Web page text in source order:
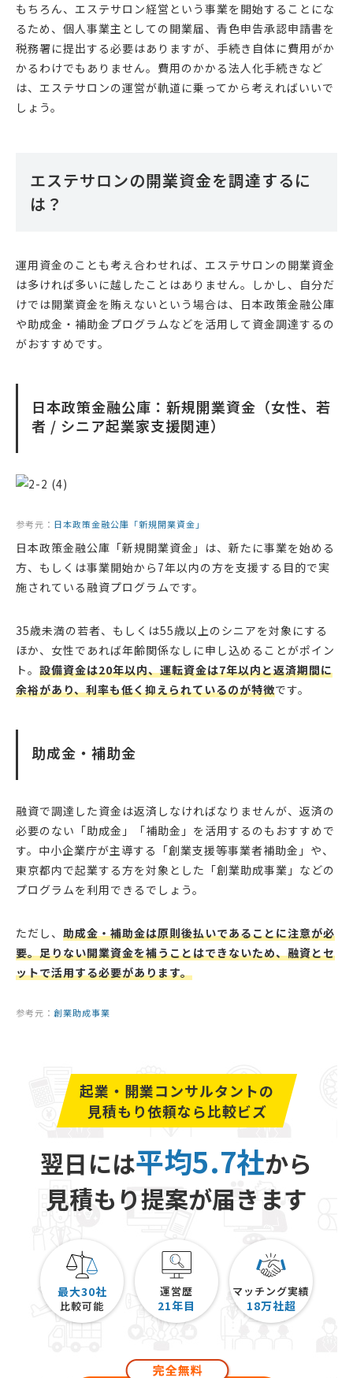
もちろん、エステサロン経営という事業を開始することにな
るため、個人事業主としての開業届、青色申告承認申請書を
税務署に提出する必要はありますが、手続き自体に費用がか
かるわけでもありません。費用のかかる法人化手続きなど
は、エステサロンの運営が軌道に乗ってから考えればいいで
しょう。
エステサロンの開業資金を調達するに
は？
運用資金のことも考え合わせれば、エステサロンの開業資金
は多ければ多いに越したことはありません。しかし、自分だ
けでは開業資金を賄えないという場合は、日本政策金融公庫
や助成金・補助金プログラムなどを活用して資金調達するの
がおすすめです。
日本政策金融公庫：新規開業資金（女性、若
者 / シニア起業家支援関連）
参考元： 日本政策金融公庫「新規開業資金」
日本政策金融公庫「新規開業資金」は、新たに事業を始める
方、もしくは事業開始から7年以内の方を支援する目的で実
施されている融資プログラムです。
35歳未満の若者、もしくは55歳以上のシニアを対象にする
ほか、女性であれば年齢関係なしに申し込めることがポイン
ト。 設備資金は20年以内、運転資金は7年以内と返済期間に
余裕があり、利率も低く抑えられているのが特徴です。
助成金・補助金
融資で調達した資金は返済しなければなりませんが、返済の
必要のない「助成金」「補助金」を活用するのもおすすめで
す。中小企業庁が主導する「創業支援等事業者補助金」や、
東京都内で起業する方を対象とした「創業助成事業」などの
プログラムを利用できるでしょう。
ただし、 助成金・補助金は原則後払いであることに注意が必
要。足りない開業資金を補うことはできないため、融資とセ
ットで活用する必要があります。
参考元： 創業助成事業
起業・開業コンサルタントの
見積もり依頼なら比較ビズ
翌日には平均5.7社から
見積もり提案が届きます
最大30社
比較可能
運営歴
21年目
マッチング実績
18万社超